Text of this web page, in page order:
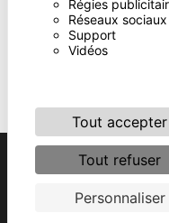
Régies
Réseaux sociaux
Support
Vidéos
Tout accepter
Tout refuser
Personnaliser
portabilité, de limitation,
moment et du droit
contrôle, ainsi que
pouvez exercer ces droits
justificatif d'identité pourra
données pendant la période
prescription légale aux fins
Vistalid- 2026 -